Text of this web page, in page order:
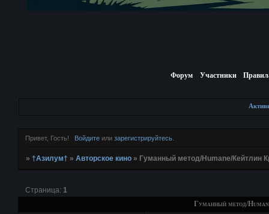
Форум Участники
Привет, Гость! Войдитеили зарегистрируйтесь.
»†Азилум† »Авторское кино » Гуманный метод/Humane/Кейтлин
Гуманный метод/
Страница: 1